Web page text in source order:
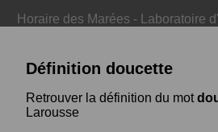
Horaire des Marées - Laboratoire
Définition doucette
Retrouver la définition du mot
Larousse